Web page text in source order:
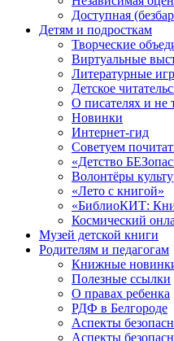
Доступная
Детям и подросткам
Творческие
Виртуальные
Литературные
Детское
О писателях и не
Новинки
Интернет-гид
Советуем
«Детство
Волонтёры
«Лето с книгой»
«БиблиоКИТ:
Космический
Музей детской книги
Родителям и педагогам
Книжные
Полезные ссылки
О правах ребенка
РДФ в Белгороде
Аспекты
Аспекты